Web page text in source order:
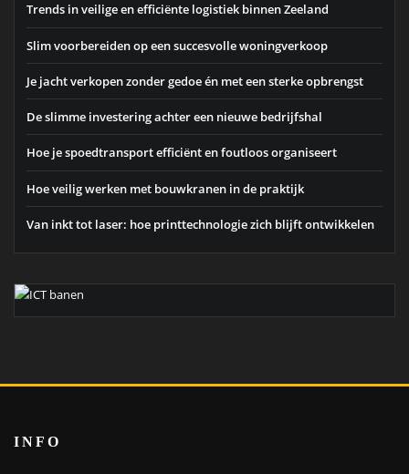
Trends in veilige en efficiënte logistiek binnen Zeeland
Slim voorbereiden op een succesvolle woningverkoop
Je jacht verkopen zonder gedoe én met een sterke opbrengst
De slimme investering achter een nieuwe bedrijfshal
Hoe je spoedtransport efficiënt en foutloos organiseert
Hoe veilig werken met bouwkranen in de praktijk
Van inkt tot laser: hoe printtechnologie zich blijft ontwikkelen
INFO